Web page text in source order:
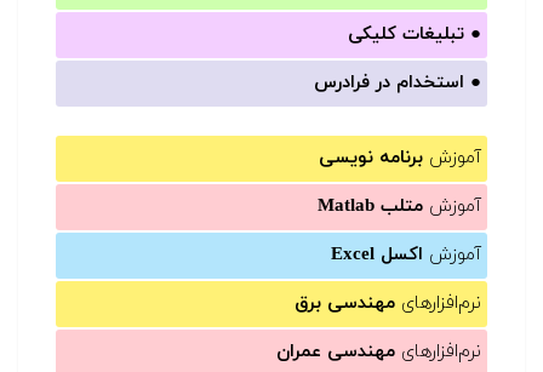
● تبلیغات کلیکی
● استخدام در فرادرس
آموزش برنامه نویسی
آموزش متلب Matlab
آموزش اکسل Excel
نرم‌افزارهای مهندسی برق
نرم‌افزارهای مهندسی عمران